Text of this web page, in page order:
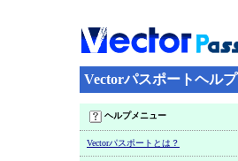
Vectorパスポートヘルプ
ヘルプメニュー
Vectorパスポートとは？